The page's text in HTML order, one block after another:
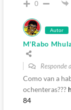
0
Autor
M'Rabo
Responde a
Como van a
ochenteras???
84